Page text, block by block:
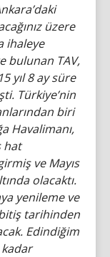
üzere
ihaleye
bulunan TAV,
yıl 8 ay süre
Türkiye’nin
biri
Havalimanı,
hat
ve Mayıs
olacaktı.
yenileme ve
tarihinden
Edindiğim